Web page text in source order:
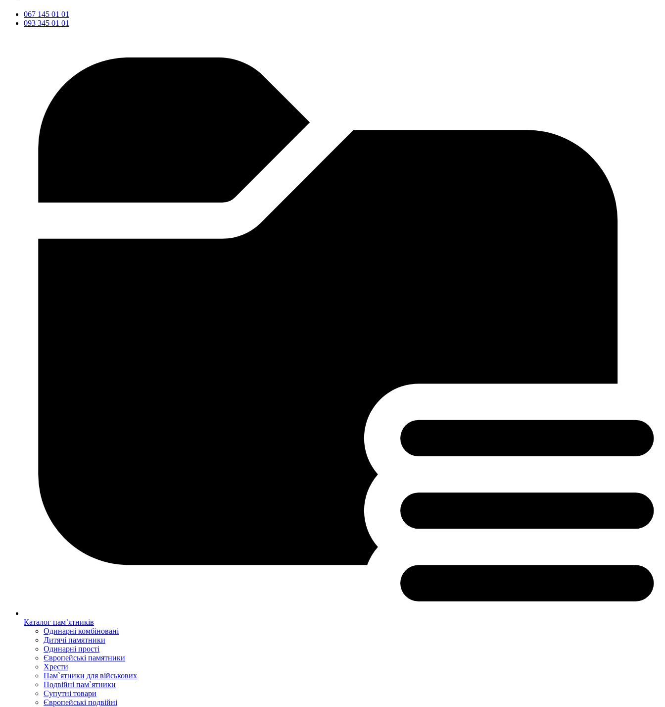
067 145 01 01
093 345 01 01
Каталог пам’ятників
Одинарні комбіновані
Дитячі памятники
Одинарні прості
Європейські памятники
Хрести
Пам`ятники для військових
Подвійні пам`ятники
Супутні товари
Європейські подвійні